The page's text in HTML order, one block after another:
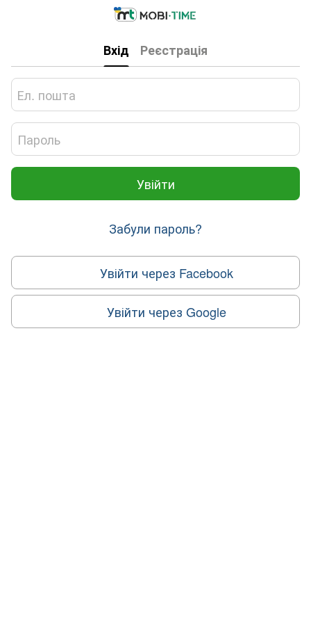
Вхід Реєстрація
Увійти
Забули пароль?
Увійти через Facebook
Увійти через Google